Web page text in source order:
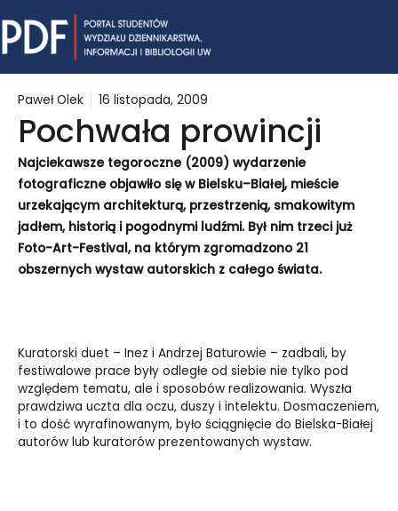
to
content
Paweł Olek 16 listopada, 2009
Pochwała prowincji
Najciekawsze tegoroczne (2009) wydarzenie
fotograficzne objawiło się w Bielsku–Białej, mieście
urzekającym architekturą, przestrzenią, smakowitym
jadłem, historią i pogodnymi ludźmi. Był nim trzeci już
Foto-Art-Festival, na którym zgromadzono 21
obszernych wystaw autorskich z całego świata.
Kuratorski duet – Inez i Andrzej Baturowie – zadbali, by
festiwalowe prace były odległe od siebie nie tylko pod
względem tematu, ale i sposobów realizowania. Wyszła
prawdziwa uczta dla oczu, duszy i intelektu. Dosmaczeniem,
i to dość wyrafinowanym, było ściągnięcie do Bielska-Białej
autorów lub kuratorów prezentowanych wystaw.